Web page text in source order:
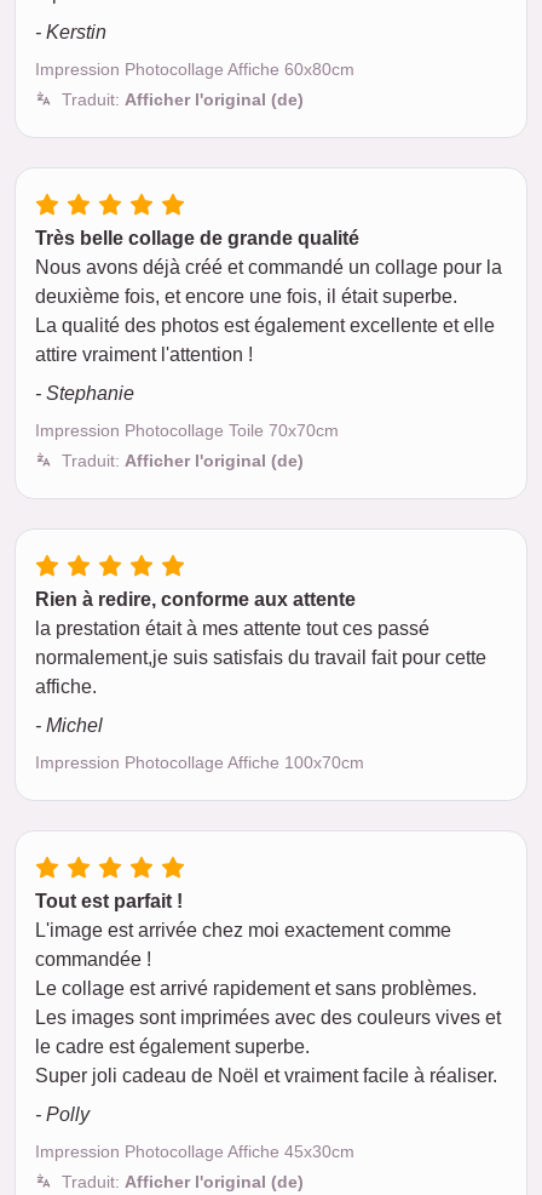
- Kerstin
Impression Photocollage Affiche 60x80cm
Traduit: Afficher l'original (de)
Très belle collage de grande qualité
Nous avons déjà créé et commandé un collage pour la
deuxième fois, et encore une fois, il était superbe.
La qualité des photos est également excellente et elle
attire vraiment l'attention !
- Stephanie
Impression Photocollage Toile 70x70cm
Traduit: Afficher l'original (de)
Rien à redire, conforme aux attente
la prestation était à mes attente tout ces passé
normalement,je suis satisfais du travail fait pour cette
affiche.
- Michel
Impression Photocollage Affiche 100x70cm
Tout est parfait !
L'image est arrivée chez moi exactement comme
commandée !
Le collage est arrivé rapidement et sans problèmes.
Les images sont imprimées avec des couleurs vives et
le cadre est également superbe.
Super joli cadeau de Noël et vraiment facile à réaliser.
- Polly
Impression Photocollage Affiche 45x30cm
Traduit: Afficher l'original (de)